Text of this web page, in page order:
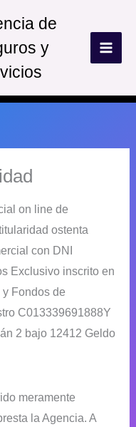
de
y
on line de
ostenta
con DNI
Exclusivo inscrito en
Fondos de
C013339691888Y
2 bajo 12412 Geldo
meramente
la Agencia. A